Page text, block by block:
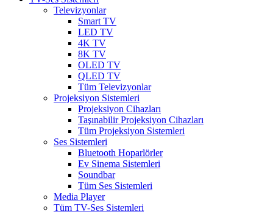
Televizyonlar
Smart TV
LED TV
4K TV
8K TV
OLED TV
QLED TV
Tüm Televizyonlar
Projeksiyon Sistemleri
Projeksiyon Cihazları
Taşınabilir Projeksiyon Cihazları
Tüm Projeksiyon Sistemleri
Ses Sistemleri
Bluetooth Hoparlörler
Ev Sinema Sistemleri
Soundbar
Tüm Ses Sistemleri
Media Player
Tüm TV-Ses Sistemleri